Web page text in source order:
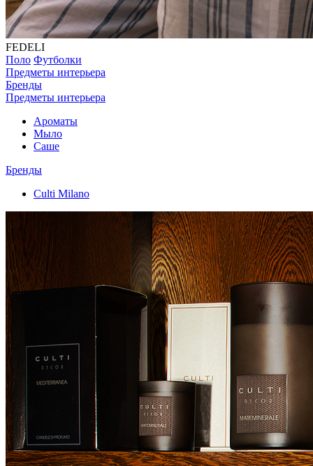
FEDELI
Поло Футболки
Предметы интерьера
Бренды
Предметы интерьера
Ароматы
Мыло
Саше
Бренды
Culti Milano